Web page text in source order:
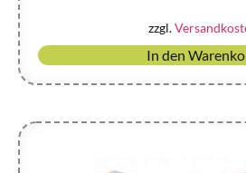
zzgl.
In den